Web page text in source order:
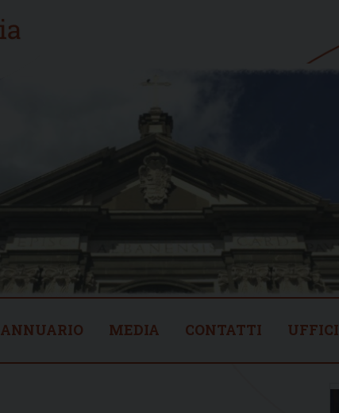
ANNUARIO MEDIA CONTATTI UFFICI